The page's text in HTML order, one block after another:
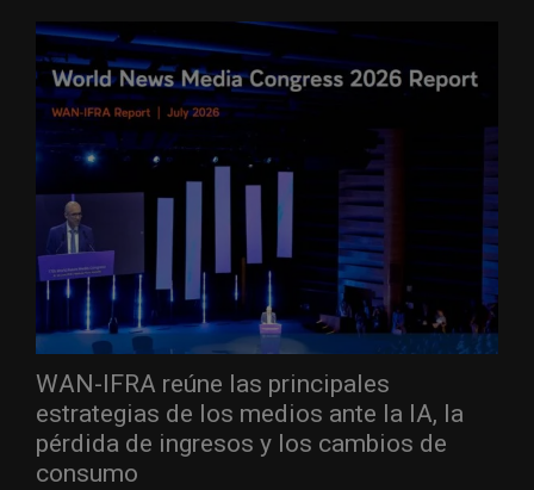
WAN-IFRA reúne las principales
estrategias de los medios ante la IA, la
pérdida de ingresos y los cambios de
consumo